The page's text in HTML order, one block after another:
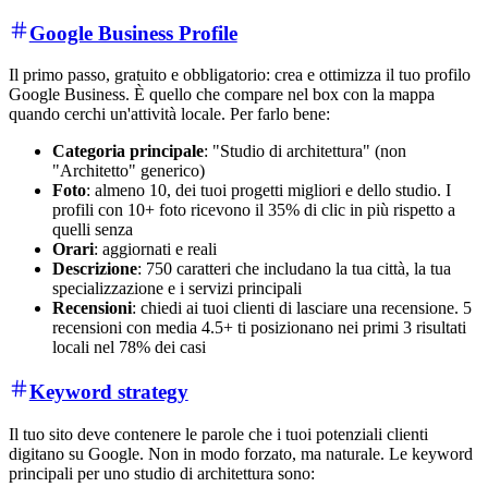
Google Business Profile
Il primo passo, gratuito e obbligatorio: crea e ottimizza il tuo profilo
Google Business. È quello che compare nel box con la mappa
quando cerchi un'attività locale. Per farlo bene:
Categoria principale: "Studio di architettura" (non
"Architetto" generico)
Foto: almeno 10, dei tuoi progetti migliori e dello studio. I
profili con 10+ foto ricevono il 35% di clic in più rispetto a
quelli senza
Orari: aggiornati e reali
Descrizione: 750 caratteri che includano la tua città, la tua
specializzazione e i servizi principali
Recensioni: chiedi ai tuoi clienti di lasciare una recensione. 5
recensioni con media 4.5+ ti posizionano nei primi 3 risultati
locali nel 78% dei casi
Keyword strategy
Il tuo sito deve contenere le parole che i tuoi potenziali clienti
digitano su Google. Non in modo forzato, ma naturale. Le keyword
principali per uno studio di architettura sono: